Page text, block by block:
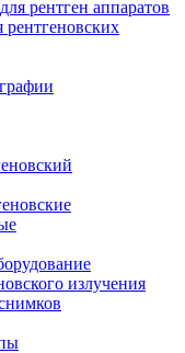
рентген аппаратов
рентгеновских
излучения